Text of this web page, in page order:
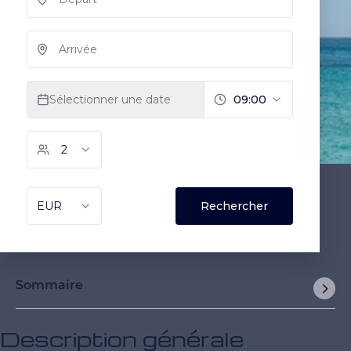
Sommaire
Description générale